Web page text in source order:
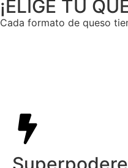
¡ELIGE TU
Cada formato de queso